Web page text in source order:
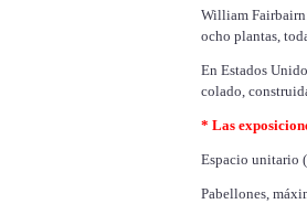
William
ocho plantas,
En Estados
colado,
* Las
Espacio unitario
Pabellones,